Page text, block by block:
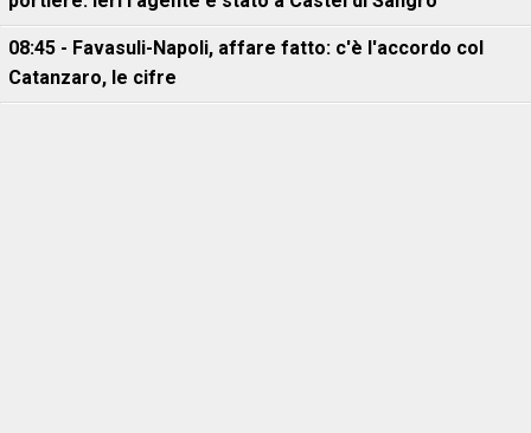
08:45 - Favasuli-Napoli, affare fatto: c'è l'accordo col
Catanzaro, le cifre